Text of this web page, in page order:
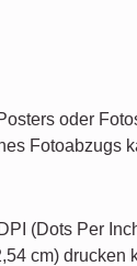
oder
Fotoabzugs
(Dots Per
cm)